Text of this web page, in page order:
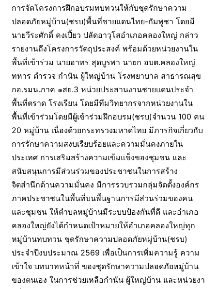
การจัดโครงการฝึกอบรมทบทวนให้กับชุดรักษาความ
ปลอดภัยหมู่บ้าน(ชรบ)พื้นที่ชายแดนไทย-กัมพูชา โดยมี
นายวีระศักดิ์ คงเปี้ยว ปลัดอาวุโสอําเภอคลองใหญ่ กล่าว
รายงานถึงโครงการวัตถุประสงค์ พร้อมด้วยหน่วยงานใน
พื้นที่เข้าร่วม นายอาทร สุดบูรพา นายก อบต.คลองใหญ่
ทหาร ตํารวจ กํานัน ผู้ใหญ่บ้าน โรงพยาบาล สาธารณสุข
กอ.รมน.ภาค ๑สย.3 หน่วยประสานงานชายแดนประจํา
พื้นที่ตราด โรงเรียน โดยมีทีมวิทยากรจากหน่วยงานใน
พื้นที่เข้าร่วมโดยมีผู้เข้าร่วมฝึกอบรม(ชรบ)จํานวน 100 คน
20 หมู่บ้าน เนื่องด้วยกระทรวงมหาดไทย มีภารกิจเกี่ยวกับ
การรักษาความสงบเรียบร้อยและความมั่นคงภายใน
ประเทศ การเสริมสร้างความเข้มแข็งของชุมชน และ
สนับสนุนการมีส่วนร่วมของประชาชนในการสร้าง
จิตสำนึกด้านความมั่นคง มีการรวบรวมกลุ่มจัดตั้งองค์กร
ภาคประชาชนในพื้นที่บนพื้นฐานการมีส่วนร่วมของคน
และชุมชน ให้ตำบลหมู่บ้านมีระบบป้องกันที่ดี และอำเภอ
คลองใหญ่ยังได้กำหนดเป้าหมายให้อำเภอคลองใหญ่ทุก
หมู่บ้านทบทวน ชุดรักษาความปลอดภัยหมู่บ้าน(ชรบ)
ประจำปีงบประมาณ 2569 เพื่อเป็นการเพิ่มความรู้ ความ
เข้าใจ บทบาทหน้าที่ ของชุดรักษาความปลอดภัยหมู่บ้าน
ของตนเอง ในการช่วยเหลือกำนัน ผู้ใหญ่บ้าน และหน่วยงา